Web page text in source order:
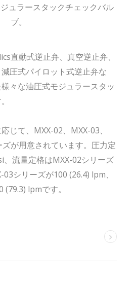
ュラースタックチェックバル
ブ。
直動式逆止弁、真空逆止弁、
圧式パイロット式逆止弁な
々な油圧式モジュラースタッ
じて、MXX-02、MXX-03、
が用意されています。圧力定
流量定格はMXX-02シリーズ
シリーズが100 (26.4) lpm、
lpmです。